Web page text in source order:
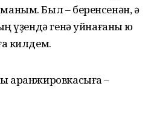
Был – беренсенән, ә
үҙендә генә уйнағаны юҡ
килдем.
аранжировкасыға –